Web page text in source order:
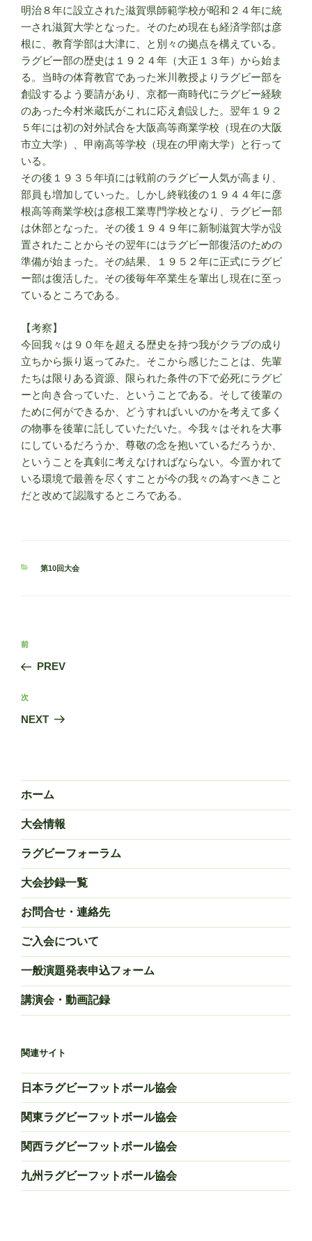
明治８年に設立された滋賀県師範学校が昭和２４年に統
一され滋賀大学となった。そのため現在も経済学部は彦
根に、教育学部は大津に、と別々の拠点を構えている。
ラグビー部の歴史は１９２４年（大正１３年）から始ま
る。当時の体育教官であった米川教授よりラグビー部を
創設するよう要請があり、京都一商時代にラグビー経験
のあった今村米蔵氏がこれに応え創設した。翌年１９２
５年には初の対外試合を大阪高等商業学校（現在の大阪
市立大学）、甲南高等学校（現在の甲南大学）と行って
いる。
その後１９３５年頃には戦前のラグビー人気が高まり、
部員も増加していった。しかし終戦後の１９４４年に彦
根高等商業学校は彦根工業専門学校となり、ラグビー部
は休部となった。その後１９４９年に新制滋賀大学が設
置されたことからその翌年にはラグビー部復活のための
準備が始まった。その結果、１９５２年に正式にラグビ
ー部は復活した。その後毎年卒業生を輩出し現在に至っ
ているところである。
【考察】
今回我々は９０年を超える歴史を持つ我がクラブの成り
立ちから振り返ってみた。そこから感じたことは、先輩
たちは限りある資源、限られた条件の下で必死にラグビ
ーと向き合っていた、ということである。そして後輩の
ために何ができるか、どうすればいいのかを考えて多く
の物事を後輩に託していただいた。今我々はそれを大事
にしているだろうか、尊敬の念を抱いているだろうか、
ということを真剣に考えなければならない。今置かれて
いる環境で最善を尽くすことが今の我々の為すべきこと
だと改めて認識するところである。
カ
第10回大会
投
ナ
ビ
ゲ
ン
前
の
稿
前
PREV
次
の
次
NEXT
ホーム
大会情報
ラグビーフォーラム
大会抄録一覧
お問合せ・連絡先
ご入会について
一般演題発表申込フォーム
講演会・動画記録
関連サイト
日本ラグビーフットボール協会
関東ラグビーフットボール協会
関西ラグビーフットボール協会
九州ラグビーフットボール協会